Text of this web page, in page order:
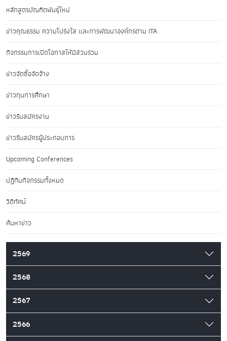
หลักสูตรบัณฑิตพันธุ์ใหม่
ข่าวคุณธรรม ความโปร่งใส และการพัฒนาองค์กรตาม ITA
กิจกรรมการเปิดโอกาสให้มีส่วนร่วม
ข่าวจัดซื้อจัดจ้าง
ข่าวทุนการศึกษา
ข่าวรับสมัครงาน
ข่าวรับสมัครผู้ประกอบการ
Upcoming Conferences
ปฏิทินกิจกรรมทั้งหมด
วิดีทัศน์
ค้นหาข่าว
2569
2568
2567
2566